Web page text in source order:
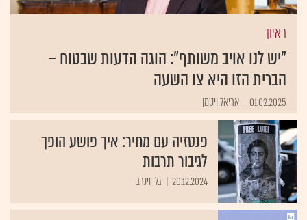
ראיון
"יש לנו אויב משותף": הוגה הדעות שבטוח –
הברית הזו היא צו השעה
01.02.2025 אריאל ויטמן
פנטזיה עם מחיר: איך פושע הופך
לגיבור תרבות
20.12.2024 גלי וינרב